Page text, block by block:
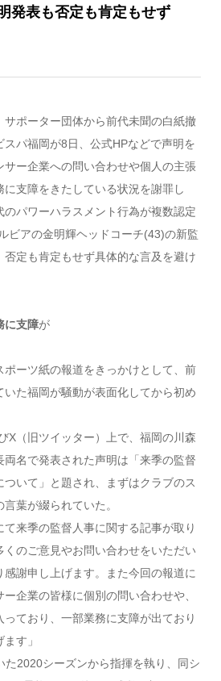
発表も否定も肯定もせず
ポーター団体から前代未聞の白紙撤
スパ福岡が8日、公式HPなどで声明を
ー企業への問い合わせや個人の主張
支障をきたしている状況を謝罪し
のパワーハラスメント行為が複数認定
ビアの金明輝ヘッドコーチ(43)の新監
定も肯定もせず具体的な言及を避け
に支障が
ーツ紙の報道をきっかけとして、前
た福岡が騒動が表面化してから初め
X（旧ツイッター）上で、福岡の川森
名で発表された声明は「来季の監督
ついて」と題され、まずはクラブのス
葉が綴られていた。
て来季の監督人事に関する記事が取り
くのご意見やお問い合わせをいただい
謝申し上げます。また今回の報道に
企業の皆様に個別の問い合わせや、
ており、一部業務に支障が出ており
す」
2020シーズンから指揮を執り、同シ